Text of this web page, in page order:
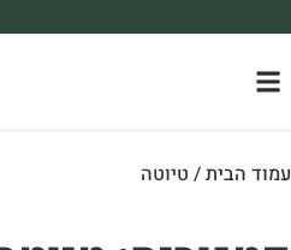
הבית/ טיוטה